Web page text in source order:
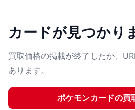
カードが見つかり
買取価格の掲載が終了したか、
あります。
ポケモンカードの買